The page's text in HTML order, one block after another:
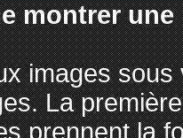
montrer
images
La
prennent la